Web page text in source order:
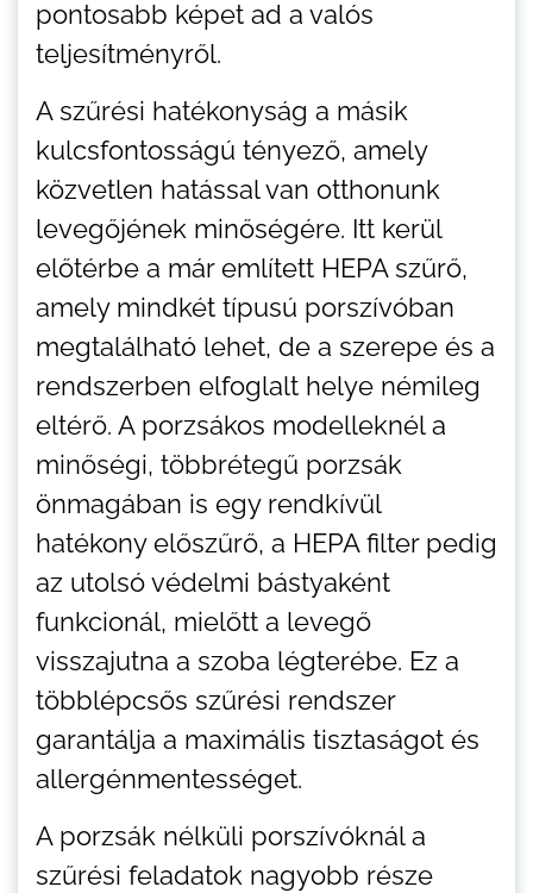
pontosabb képet ad a valós
teljesítményről.
A szűrési hatékonyság a másik
kulcsfontosságú tényező, amely
közvetlen hatással van otthonunk
levegőjének minőségére. Itt kerül
előtérbe a már említett HEPA szűrő,
amely mindkét típusú porszívóban
megtalálható lehet, de a szerepe és a
rendszerben elfoglalt helye némileg
eltérő. A porzsákos modelleknél a
minőségi, többrétegű porzsák
önmagában is egy rendkívül
hatékony előszűrő, a HEPA filter pedig
az utolsó védelmi bástyaként
funkcionál, mielőtt a levegő
visszajutna a szoba légterébe. Ez a
többlépcsős szűrési rendszer
garantálja a maximális tisztaságot és
allergénmentességet.
A porzsák nélküli porszívóknál a
szűrési feladatok nagyobb része